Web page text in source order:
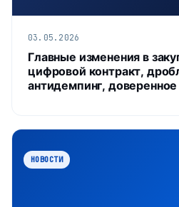
03.05.2026
Главные изменения в
цифровой контракт,
антидемпинг,
НОВОСТИ